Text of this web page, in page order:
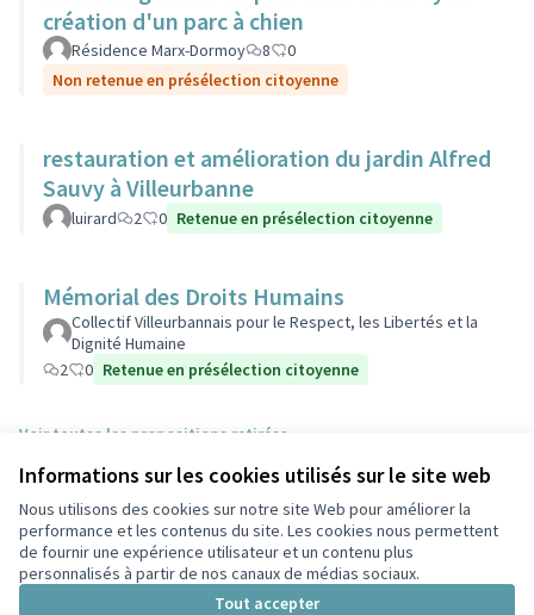
Informations sur les cookies utilisés sur le site web
Nous utilisons des cookies sur notre site Web pour améliorer la
performance et les contenus du site. Les cookies nous permettent
de fournir une expérience utilisateur et un contenu plus
personnalisés à partir de nos canaux de médias sociaux.
Tout accepter
création d'un parc à chien
Résidence Marx-Dormoy 8
0
Non retenue en présélection citoyenne
restauration et amélioration du jardin Alfred
Sauvy à Villeurbanne
luirard 2 0 Retenue en présélection citoyenne
Mémorial des Droits Humains
Collectif Villeurbannais pour le Respect, les Libertés et la
Dignité Humaine
2
0 Retenue en présélection citoyenne
Voir toutes les propositions retirées
Conditions d'utilisation
Paramètres des cookies
Participez Villeurbanne sur X
(Lien externe)
Participez Villeurbanne sur Facebook
Participez Villeurbanne sur Instagram
Participez Villeurbanne sur YouTube
(Lien externe)